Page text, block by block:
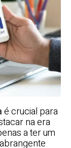
é crucial para
na era
a ter um